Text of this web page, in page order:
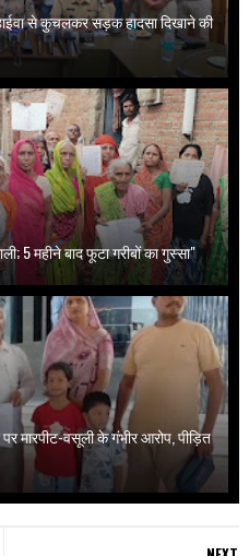
से कुचलकर सड़क हादसा दिखाने की
5 महीने बाद फूटा गरीबों का गुस्सा"
मारपीट-वसूली के गंभीर आरोप, पीड़ित